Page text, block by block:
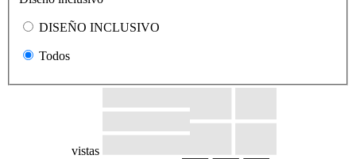
DISEÑO INCLUSIVO
Todos
vistas